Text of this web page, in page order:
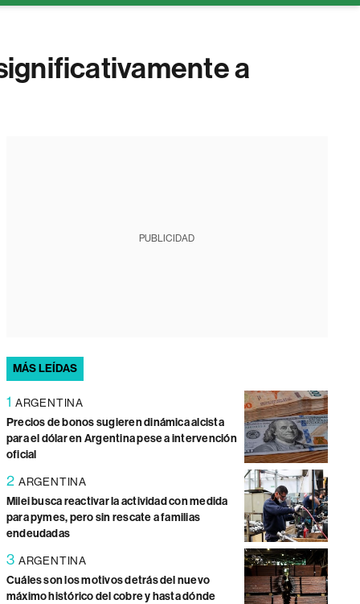
a
PUBLICIDAD
MÁS LEÍDAS
1 ARGENTINA
Precios de bonos sugieren dinámica alcista
para el dólar en Argentina pese a intervención
oficial
2 ARGENTINA
Milei busca reactivar la actividad con medida
para pymes, pero sin rescate a familias
endeudadas
3 ARGENTINA
Cuáles son los motivos detrás del nuevo
máximo histórico del cobre y hasta dónde